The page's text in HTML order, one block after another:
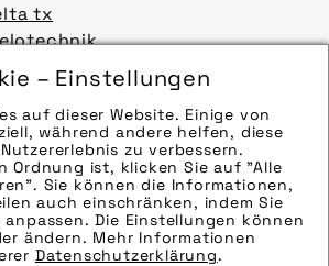
– Einstellungen
auf dieser Website. Einige von
während andere helfen, diese
zu verbessern.
Ordnung ist, klicken Sie auf "Alle
Sie können die Informationen,
auch einschränken, indem Sie
Die Einstellungen können
ändern. Mehr Informationen
Datenschutzerklärung.
tx
Recherche:
tx, Next, LS-Pro 14
Puky
Recherche:
TX
mehr laden 9 / 28